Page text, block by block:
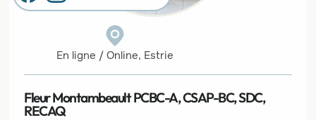
En ligne / Online, Estrie
Fleur Montambeault PCBC-A, CSAP-BC, SDC,
RECAQ